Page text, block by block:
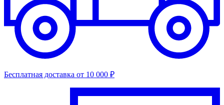
Бесплатная доставка от 10 000 ₽